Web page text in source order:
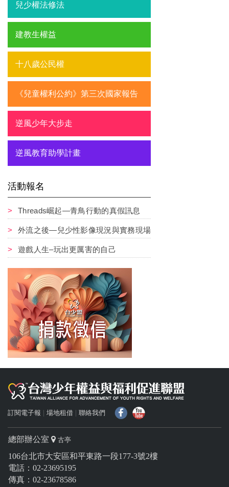
兒少權法修法
建教生權益
十八歲公民權
《兒童權利公約》第三次國家報告
逆風少年大步走
逆風教育助學計畫
活動報名
Threads崛起—青鳥行動的真假訊息
外流之後—兒少性影像現況與實務現場
遊戲人生–玩出更厲害的自己
訂閱電子報 場地租借 聯絡我們
總部辦公室 古亭
106台北市大安區和平東路一段177-3號2樓
電話：02-23695195
傳真：02-23678586